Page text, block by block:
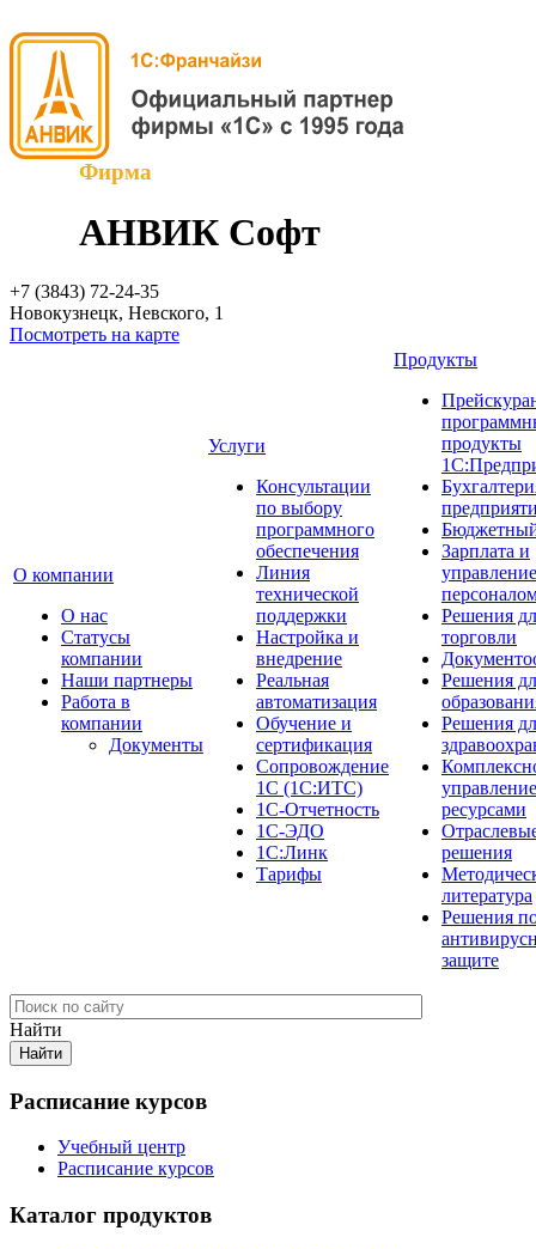
Фирма
АНВИК Софт
+7 (3843) 72-24-35
Новокузнецк, Невского, 1
Посмотреть на карте
О компании
О нас
Cтатусы
компании
Наши партнеры
Работа в
компании
Документы
Услуги
Консультации
по выбору
программного
обеспечения
Линия
технической
поддержки
Настройка и
внедрение
Реальная
автоматизация
Обучение и
сертификация
Сопровождение
1С (1С:ИТС)
1С-Отчетность
1С-ЭДО
1С:Линк
Тарифы
Продукты
продукты
Зарплата и
управление
Решения
торговли
Решения
Решения
управление
ресурсами
решения
литература
Решения
защите
Найти
Расписание курсов
Учебный центр
Расписание курсов
Каталог продуктов